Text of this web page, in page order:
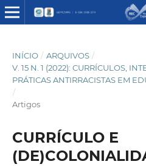
INÍCIO / ARQUIVOS /
V. 15 N. 1 (2022): CURRÍCULOS,
PRÁTICAS ANTIRRACISTAS EM
/
Artigos
CURRÍCULO E